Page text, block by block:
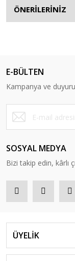
ÖNERİLERİNİZ
E-BÜLTEN
Kampanya ve
SOSYAL MEDYA
Bizi takip edin, kârlı
ÜYELİK